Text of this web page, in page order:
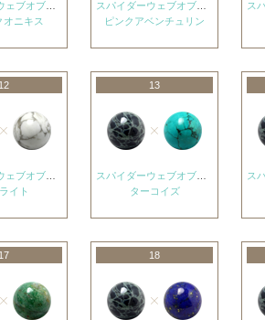
オニキス
ピンクアベンチュリン
12
イト
13
ターコイズ
17 18